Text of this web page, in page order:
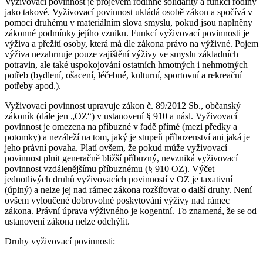
jako takové. Vyživovací povinnost ukládá osobě zákon a spočívá v
pomoci druhému v materiálním slova smyslu, pokud jsou naplněny
zákonné podmínky jejího vzniku. Funkcí vyživovací povinnosti je
výživa a přežití osoby, která má dle zákona právo na výživné. Pojem
výživa nezahrnuje pouze zajištění výživy ve smyslu základních
potravin, ale také uspokojování ostatních hmotných i nehmotných
potřeb (bydlení, ošacení, léčebné, kulturní, sportovní a rekreační
potřeby apod.).
Vyživovací povinnost upravuje zákon č. 89/2012 Sb., občanský
zákoník (dále jen „OZ“) v ustanovení § 910 a násl. Vyživovací
povinnost je omezena na příbuzné v řadě přímé (mezi předky a
potomky) a nezáleží na tom, jaký je stupeň příbuzenství ani jaká je
jeho právní povaha. Platí ovšem, že pokud může vyživovací
povinnost plnit generačně bližší příbuzný, nevzniká vyživovací
povinnost vzdálenějšímu příbuznému (§ 910 OZ). Výčet
jednotlivých druhů vyživovacích povinností v OZ je taxativní
(úplný) a nelze jej nad rámec zákona rozšiřovat o další druhy. Není
ovšem vyloučené dobrovolné poskytování výživy nad rámec
zákona. Právní úprava výživného je kogentní. To znamená, že se od
ustanovení zákona nelze odchýlit.
Druhy vyživovací povinnosti: